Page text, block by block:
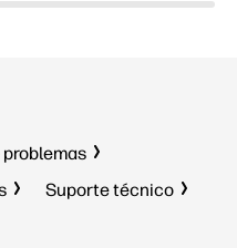
Gigabit
Suporte técnico